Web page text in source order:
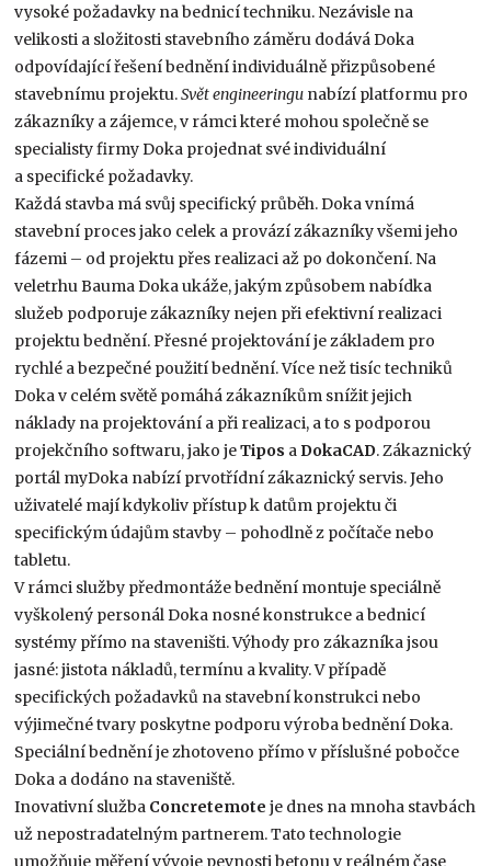
vysoké požadavky na bednicí techniku. Nezávisle na
velikosti a složitosti stavebního záměru dodává Doka
odpovídající řešení bednění individuálně přizpůsobené
stavebnímu projektu.Svět engineeringu nabízí platformu pro
zákazníky a zájemce, v rámci které mohou společně se
specialisty firmy Doka projednat své individuální
a specifické požadavky.
Každá stavba má svůj specifický průběh. Doka vnímá
stavební proces jako celek a provází zákazníky všemi jeho
fázemi – od projektu přes realizaci až po dokončení. Na
veletrhu Bauma Doka ukáže, jakým způsobem nabídka
služeb podporuje zákazníky nejen při efektivní realizaci
projektu bednění. Přesné projektování je základem pro
rychlé a bezpečné použití bednění. Více než tisíc techniků
Doka v celém světě pomáhá zákazníkům snížit jejich
náklady na projektování a při realizaci, a to s podporou
projekčního softwaru, jako jeTipos a DokaCAD. Zákaznický
portál myDoka nabízí prvotřídní zákaznický servis. Jeho
uživatelé mají kdykoliv přístup k datům projektu či
specifickým údajům stavby – pohodlně z počítače nebo
tabletu.
V rámci služby předmontáže bednění montuje speciálně
vyškolený personál Doka nosné konstrukce a bednicí
systémy přímo na staveništi. Výhody pro zákazníka jsou
jasné: jistota nákladů, termínu a kvality. V případě
specifických požadavků na stavební konstrukci nebo
výjimečné tvary poskytne podporu výroba bednění Doka.
Speciální bednění je zhotoveno přímo v příslušné pobočce
Doka a dodáno na staveniště.
Inovativní služba Concretemote je dnes na mnoha stavbách
už nepostradatelným partnerem. Tato technologie
umožňuje měření vývoje pevnosti betonu v reálném čase